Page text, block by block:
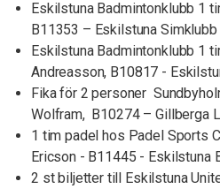
Eskilstuna Badmintonklubb 1
B11353 – Eskilstuna Simklubb
Eskilstuna Badmintonklubb 1
Andreasson, B10817 -
Fika för 2 personer
Wolfram, B10274 – Gillberga
1 tim padel hos Padel Sports
Ericson - B11445 - Eskilstuna
2 st biljetter till Eskilstuna